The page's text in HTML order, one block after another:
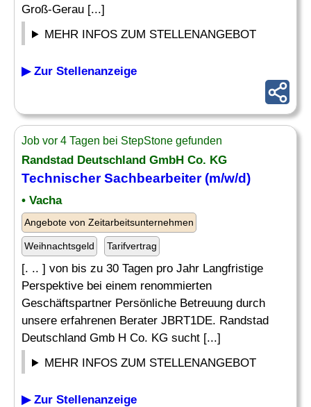
Groß-Gerau [...]
MEHR INFOS ZUM STELLENANGEBOT
▶ Zur Stellenanzeige
Job vor 4 Tagen bei StepStone gefunden
Randstad Deutschland GmbH Co. KG
Technischer Sachbearbeiter(m/w/d)
• Vacha
Angebote von Zeitarbeitsunternehmen
Weihnachtsgeld Tarifvertrag
[. .. ] von bis zu 30 Tagen pro Jahr Langfristige
Perspektive bei einem renommierten
Geschäftspartner Persönliche Betreuung durch
unsere erfahrenen Berater JBRT1DE. Randstad
Deutschland Gmb H Co. KG sucht [...]
MEHR INFOS ZUM STELLENANGEBOT
▶ Zur Stellenanzeige